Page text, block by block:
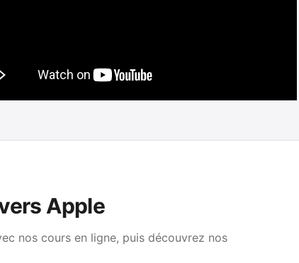
Apple
nos cours en ligne, puis découvrez nos